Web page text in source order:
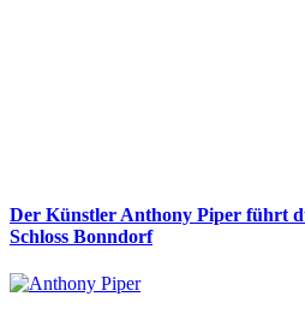
Der Künstler Anthony Piper führt
Schloss Bonndorf